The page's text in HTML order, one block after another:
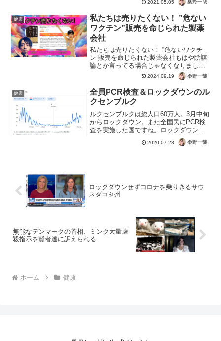
ナのリスクしかなく、ワクチンなんて毒
物を体内に入れる必要はまったくありま
せん。それでも接種年齢を...
2021.05.05 桑野一哉
健康
私たちは売りたくない！ ”危ない
ワクチン”販売を命じられた製薬
会社
私たちは売りたくない！ ”危ないワクチ
ン”販売を命じられた製薬会社もはや陰謀
論とか言ってる場合じゃなくなりました
ね。Meiji Seika ファルマ株式会社の現役
社員って・・・「私たちは売りたくな
い！ ”危ないワクチン”販売を命じられた
製薬...
2024.09.19 桑野一哉
健康
全員PCR検査＆ロックダウンのル
クセンブルク
ルクセンブルクは総人口60万人。3月中旬
からロックダウン。また全国民にPCR検
査を実施した国ですね。ロックダウンし
ても国民全員にPCR検査の効果の実例。
感染のタイミングをズラす効果はありそ
2020.07.28 桑野一哉
ロックダウンせずコロナを乗りきるサウ
スダコタ州
無能なデンマークの首相、ミンク大量虐
殺指示を賢者達に訴えられる
ホーム 健康